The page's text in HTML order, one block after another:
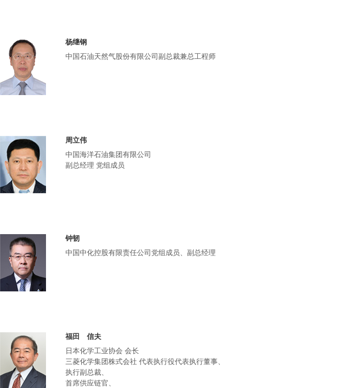
杨继钢
中国石油天然气股份有限公司副总裁兼总工程师
周立伟
中国海洋石油集团有限公司
副总经理 党组成员
钟韧
中国中化控股有限责任公司党组成员、副总经理
福田 信夫
日本化学工业协会 会长
三菱化学集团株式会社 代表执行役代表执行董事、
执行副总裁、
首席供应链官、